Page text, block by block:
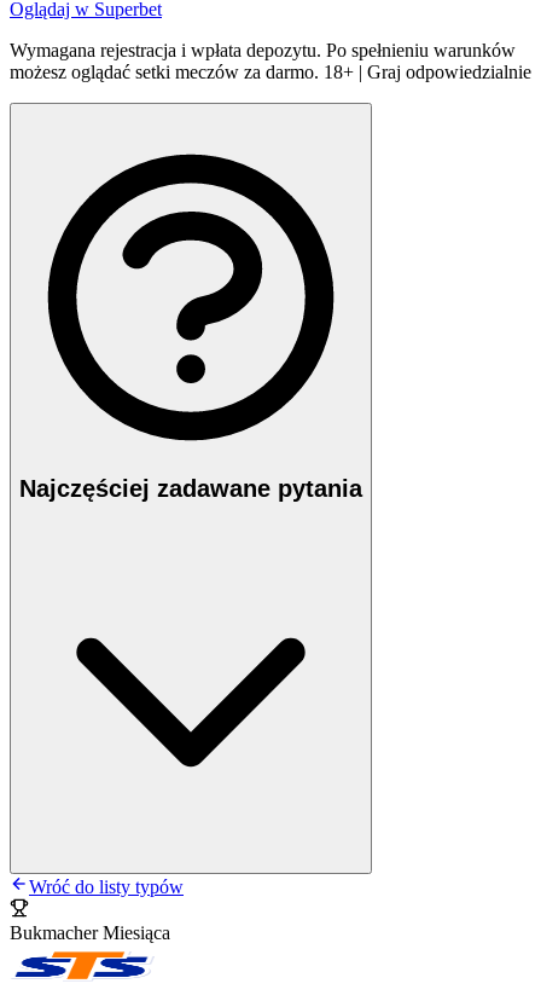
Oglądaj w Superbet
Wymagana rejestracja i wpłata depozytu. Po spełnieniu warunków
możesz oglądać setki meczów za darmo. 18+ | Graj odpowiedzialnie
Najczęściej zadawane pytania
Wróć do listy typów
Bukmacher Miesiąca